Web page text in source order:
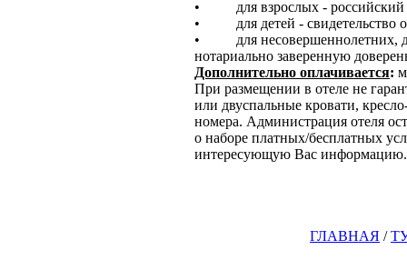
• для взрослых - российский
• для детей - свидетельство
• для несовершеннолетних, до
нотариально заверенную
Дополнительно оплачивается:
При размещении в отеле не
или двуспальные кровати,
номера. Администрация отеля
о наборе платных/бесплатных
интересующую Вас информацию.
ГЛАВНАЯ /